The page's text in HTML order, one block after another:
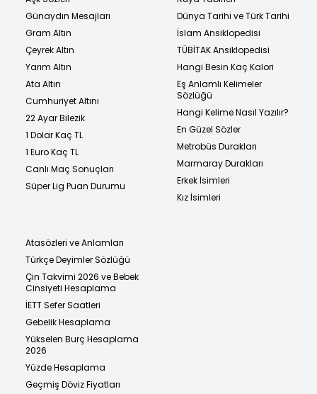
Günaydın Mesajları
Gram Altın
Çeyrek Altın
Yarım Altın
Ata Altın
Cumhuriyet Altını
22 Ayar Bilezik
1 Dolar Kaç TL
1 Euro Kaç TL
Canlı Maç Sonuçları
Süper Lig Puan Durumu
Dünya Tarihi ve Türk Tarihi
İslam Ansiklopedisi
TÜBİTAK Ansiklopedisi
Hangi Besin Kaç Kalori
Eş Anlamlı Kelimeler
Sözlüğü
Hangi Kelime Nasıl Yazılır?
En Güzel Sözler
Metrobüs Durakları
Marmaray Durakları
Erkek İsimleri
Kız İsimleri
Atasözleri ve Anlamları
Türkçe Deyimler Sözlüğü
Çin Takvimi 2026 ve Bebek
Cinsiyeti Hesaplama
İETT Sefer Saatleri
Gebelik Hesaplama
Yükselen Burç Hesaplama
2026
Yüzde Hesaplama
Geçmiş Döviz Fiyatları